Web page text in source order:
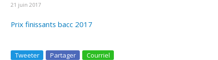
21 juin 2017
Prix finissants bacc 2017
Tweeter Partager Courriel